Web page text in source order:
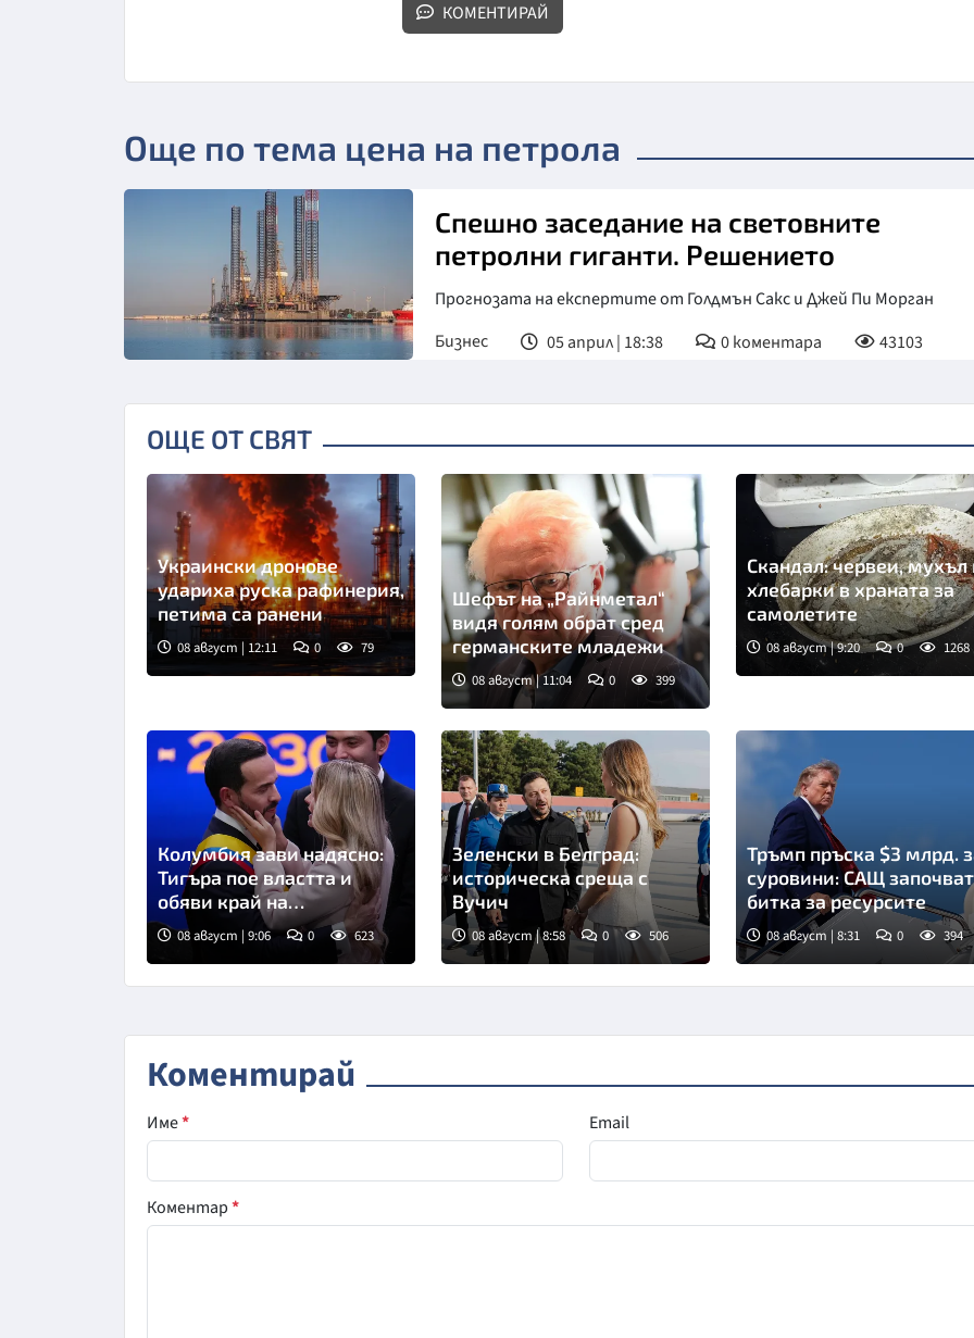
КОМЕНТИРАЙ
Още по тема цена на петрола
Спешно заседание на световните
петролни гиганти. Решението
Прогнозата на експертите от Голдмън Сакс и Джей Пи Морган
Бизнес
05 април | 18:38 0коментара 43103
ОЩЕ ОТ СВЯТ
Украински дронове
удариха руска рафинерия,
петима са ранени
08 август | 12:11 0 79
Снимка: ДПА
Шефът на „Райнметал“
видя голям обрат сред
германските младежи
08 август | 11:04 0 399
Скандал: червеи, мухъл
хлебарки в храната за
самолетите
08 август | 9:20 0 1268
Снимка: БТА
Колумбия зави надясно:
Тигъра пое властта и
обяви край на
преговорите с
бунтовниците
08 август | 9:06 0 623
Снимка: Фейсбук
Зеленски в Белград:
историческа среща с
Вучич
08 август | 8:58 0 506
Снимка: БТА
Тръмп пръска $3 млрд.
суровини: САЩ започват
битка за ресурсите
08 август | 8:31 0 394
Коментирай
Име* Email
Коментар*